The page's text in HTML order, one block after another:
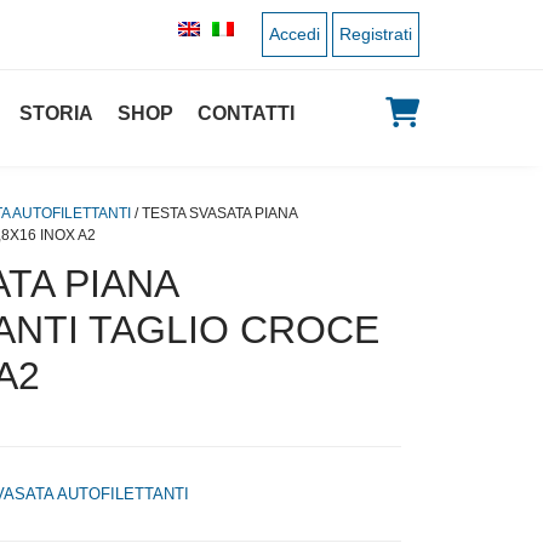
Accedi Registrati
STORIA SHOP CONTATTI
AUTOFILETTANTI / TESTA SVASATA PIANA
INOX A2
PIANA
TAGLIO CROCE
AUTOFILETTANTI